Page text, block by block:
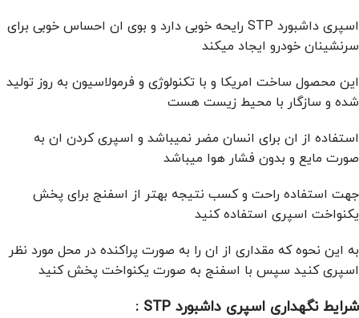
اسپری داشبورد STP رایحه خوبی دارد و بوی ان احساس خوبی برای
سرنشینان خودرو ایجاد میکند
این محصول ساخت امریکا و با تکنولوژی و فرمولاسیون به روز تولید
شده و سازگار با محیط زیست هست
استفاده از ان برای انسان مضر نمیباشد و اسپری کردن ان به
صورت مایع و بدون فشار هوا میباشد
جهت استفاده راحت و کسب نتیجه بهتر از اسفنج برای پخش
یکنواخت اسپری استفاده کنید
به این نحوه که مقداری از ان را به صورت پراکنده در محل مورد نظر
اسپری کنید سپس با اسفنج به صورت یکنواخت پخش کنید
شرایط نگهداری اسپری داشبورد STP :